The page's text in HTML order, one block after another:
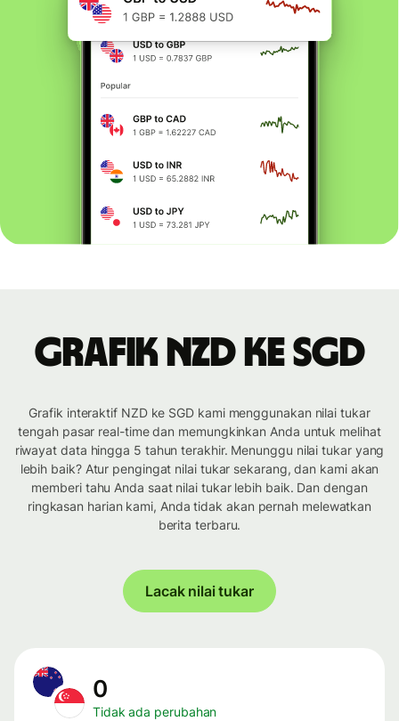
Grafik NZD ke SGD
Grafik interaktif NZD ke SGD kami menggunakan nilai tukar
tengah pasar real-time dan memungkinkan Anda untuk melihat
riwayat data hingga 5 tahun terakhir. Menunggu nilai tukar yang
lebih baik? Atur pengingat nilai tukar sekarang, dan kami akan
memberi tahu Anda saat nilai tukar lebih baik. Dan dengan
ringkasan harian kami, Anda tidak akan pernah melewatkan
berita terbaru.
Lacak nilai tukar
0
Tidak ada perubahan